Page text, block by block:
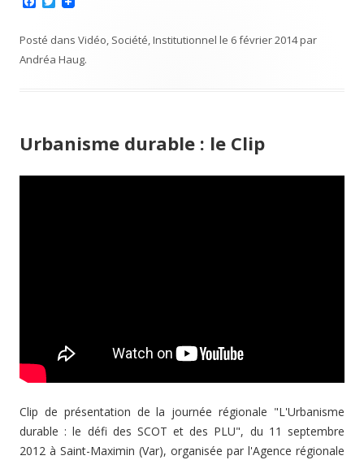
a
e
b
o
w
t
t
e
Posté dans Vidéo, Société,Institutionnel le 6 février 2014par
Andréa Haug.
Urbanisme durable : le Clip
Clip de présentation de la journée régionale "L'Urbanisme
durable : le défi des SCOT et des PLU", du 11 septembre
2012 à Saint-Maximin (Var), organisée par l'Agence régionale